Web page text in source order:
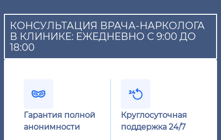
КОНСУЛЬТАЦИЯ ВРАЧА-НАРКОЛОГА
В КЛИНИКЕ: ЕЖЕДНЕВНО С 9:00 ДО
18:00
Гарантия полной
анонимности
Круглосуточная
поддержка 24/7